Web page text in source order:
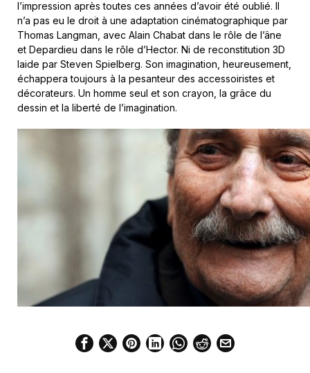
l’impression après toutes ces années d’avoir été oublié. Il
n’a pas eu le droit à une adaptation cinématographique par
Thomas Langman, avec Alain Chabat dans le rôle de l’âne
et Depardieu dans le rôle d’Hector. Ni de reconstitution 3D
laide par Steven Spielberg. Son imagination, heureusement,
échappera toujours à la pesanteur des accessoiristes et
décorateurs. Un homme seul et son crayon, la grâce du
dessin et la liberté de l’imagination.